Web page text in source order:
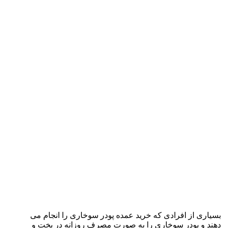
بسیاری از افرادی که خرید عمده پودر سوخاری را انجام می
دهند و پودر سوخاری را به صورت مصرف روزانه در پخت و